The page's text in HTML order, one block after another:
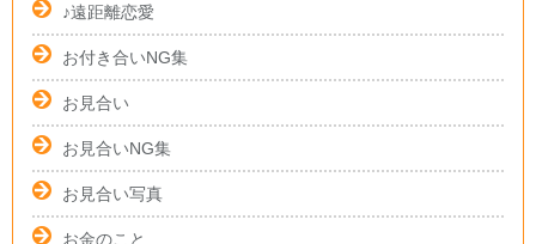
♪遠距離恋愛
お付き合いNG集
お見合い
お見合いNG集
お見合い写真
お金のこと